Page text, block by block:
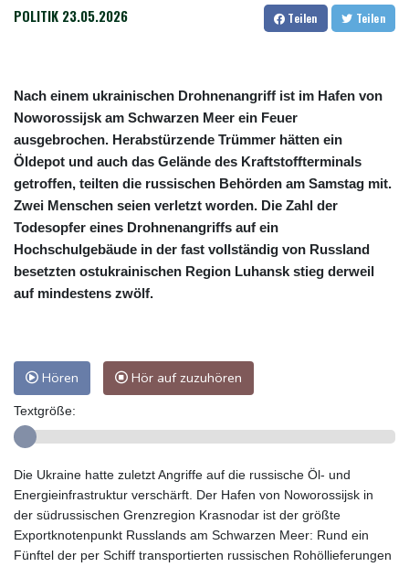
POLITIK 23.05.2026 Teilen Teilen
Nach einem ukrainischen Drohnenangriff ist im Hafen von
Noworossijsk am Schwarzen Meer ein Feuer
ausgebrochen. Herabstürzende Trümmer hätten ein
Öldepot und auch das Gelände des Kraftstoffterminals
getroffen, teilten die russischen Behörden am Samstag mit.
Zwei Menschen seien verletzt worden. Die Zahl der
Todesopfer eines Drohnenangriffs auf ein
Hochschulgebäude in der fast vollständig von Russland
besetzten ostukrainischen Region Luhansk stieg derweil
auf mindestens zwölf.
Hören Hör auf zuzuhören
Textgröße:
Die Ukraine hatte zuletzt Angriffe auf die russische Öl- und
Energieinfrastruktur verschärft. Der Hafen von Noworossijsk in
der südrussischen Grenzregion Krasnodar ist der größte
Exportknotenpunkt Russlands am Schwarzen Meer: Rund ein
Fünftel der per Schiff transportierten russischen Rohöllieferungen